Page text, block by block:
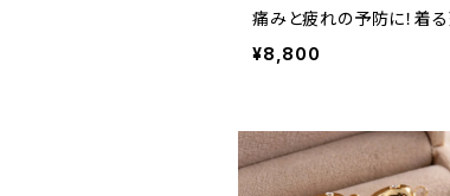
痛みと疲れの予防に！着
¥8,800